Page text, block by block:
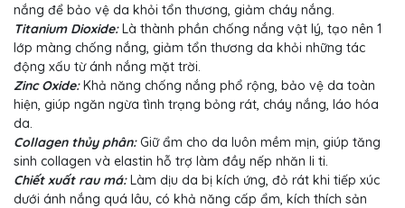
nắng để bảo vệ da khỏi tổn thương, giảm cháy nắng.
Titanium Dioxide:Là thành phần chống nắng vật lý, tạo nên 1
lớp màng chống nắng, giảm tổn thương da khỏi những tác
động xấu từ ánh nắng mặt trời.
Zinc Oxide:Khả năng chống nắng phổ rộng, bảo vệ da toàn
hiện, giúp ngăn ngừa tình trạng bỏng rát, cháy nắng, láo hóa
da.
Collagen thủy phân:Giữ ẩm cho da luôn mềm mịn, giúp tăng
sinh collagen và elastin hỗ trợ làm đầy nếp nhăn li ti.
Chiết xuất rau má:Làm dịu da bị kích ứng, đỏ rát khi tiếp xúc
dưới ánh nắng quá lâu, có khả năng cấp ẩm, kích thích sản